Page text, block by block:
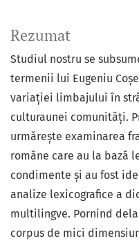
Rezumat
Studiul nostru se
termenii lui Eugeniu
variației limbajului în
culturaunei comunități.
urmărește examinarea
române care au la bază
condimente și au fost
analize lexicografice a
multilingve. Pornind
corpus de mici